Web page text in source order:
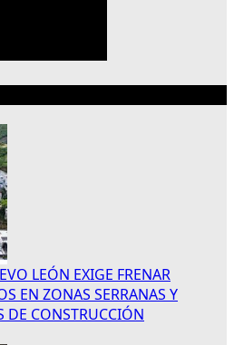
LEÓN EXIGE FRENAR
EN ZONAS SERRANAS Y
DE CONSTRUCCIÓN